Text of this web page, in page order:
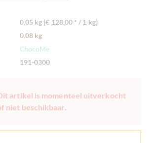
0.05 kg (€ 128,00 * / 1 kg)
0,08 kg
ChocoMe
191-0300
artikel is momenteel uitverkocht
niet beschikbaar.